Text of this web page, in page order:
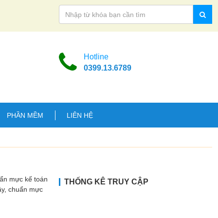
Hotline
0399.13.6789
PHẦN MỀM LIÊN HỆ
mực kế toán
chuẩn mực
THỐNG KÊ TRUY CẬP